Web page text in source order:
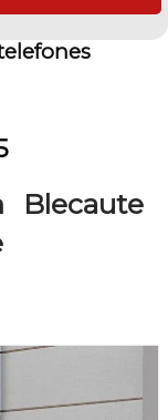
Blecaute